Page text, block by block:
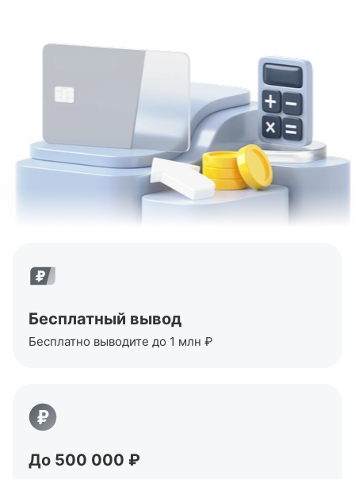
Бесплатный вывод
Бесплатно выводите до 1 млн ₽
До 500 000 ₽